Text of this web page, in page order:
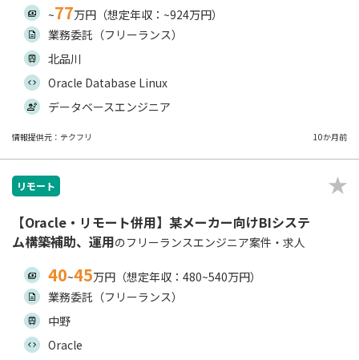
~77万円（想定年収：~924万円）
業務委託（フリーランス）
北品川
Oracle Database Linux
データベースエンジニア
情報提供元：テクフリ 10か月前
リモート
【Oracle・リモート併用】某メーカー向けBIシステ
ム構築補助、運用のフリーランスエンジニア案件・求人
40~45万円（想定年収：480~540万円）
業務委託（フリーランス）
中野
Oracle